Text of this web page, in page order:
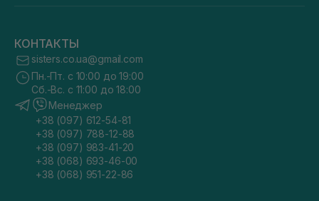
КОНТАКТЫ
sisters.co.ua@gmail.com
Пн.-Пт. с 10:00 до 19:00
Сб.-Вс. с 11:00 до 18:00
Менеджер
+38 (097) 612-54-81
+38 (097) 788-12-88
+38 (097) 983-41-20
+38 (068) 693-46-00
+38 (068) 951-22-86